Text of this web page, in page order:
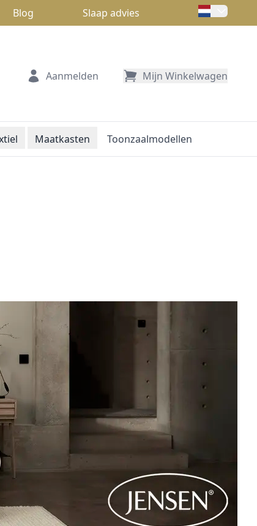
Blog Slaap advies
Aanmelden Mijn Winkelwagen
Maatkasten Toonzaalmodellen